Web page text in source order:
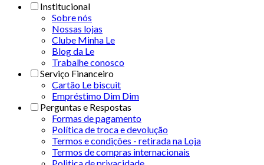
Institucional
Sobre nós
Nossas lojas
Clube Minha Le
Blog da Le
Trabalhe conosco
Serviço Financeiro
Cartão Le biscuit
Empréstimo Dim Dim
Perguntas e Respostas
Formas de pagamento
Política de troca e devolução
Termos e condições - retirada na Loja
Termos de compras internacionais